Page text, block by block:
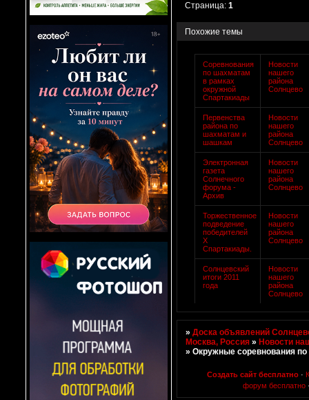
Страница:1
Похожие темы
Cоревнования
по шахматам
в рамках
окружной
Спартакиады
Новости
нашего
района
Солнцево
Первенства
района по
шахматам и
шашкам
Новости
нашего
района
Солнцево
Электронная
газета
Солнечного
форума -
Архив
Новости
нашего
района
Солнцево
Торжественное
подведение
победителей
Х
Спартакиады.
Новости
нашего
района
Солнцево
Солнцевский
итоги 2011
года
Новости
нашего
района
Солнцево
»Доска объявлений
Москва, Россия »Новости
»Окружные соревнования
Создать сайт бесплатно ·
форум бесплатно